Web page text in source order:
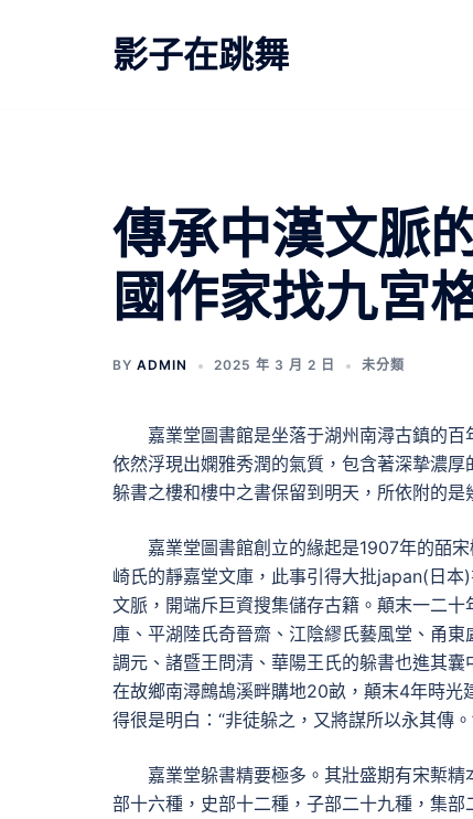
影子在跳舞
傳承中漢文脈
國作家找九宮
BY ADMIN 2025 年 3 月 2 日 未分類
嘉業堂圖書館是坐落于湖州南潯古鎮的
依然浮現出嫻雅秀潤的氣質，包含著深摯濃
躲書之樓和樓中之書保留到明天，所依附的是
嘉業堂圖書館創立的緣起是1907年的皕
崎氏的靜嘉堂文庫，此事引得大批japan(日本
文脈，開端斥巨資搜集儲存古籍。顛末一二
庫、平湖陸氏奇晉齋、江陰繆氏藝風堂、甬
調元、諸暨王問清、華陽王氏的躲書也進其
在故鄉南潯鷓鴣溪畔購地20畝，顛末4年時光
得很是明白：“非徒躲之，又將謀所以永其傳。
嘉業堂躲書精要極多。其壯盛期有宋槧
部十六種，史部十二種，子部二十九種，集